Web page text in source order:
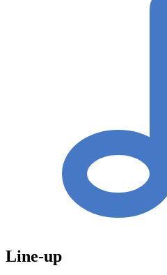
Line-up